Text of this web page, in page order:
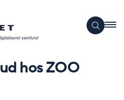
hos ZOO